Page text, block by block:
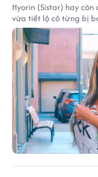
Hyorin (Sistar) hay
vừa tiết lộ cô từng bị